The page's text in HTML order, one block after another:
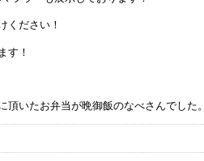
ください！
す！
頂いたお弁当が晩御飯のなべさんでした